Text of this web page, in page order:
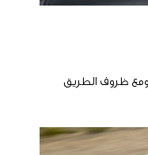
ظروف الطريق